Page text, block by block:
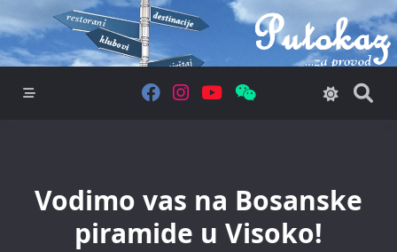
to
content
Vodimo vas na Bosanske
piramide u Visoko!